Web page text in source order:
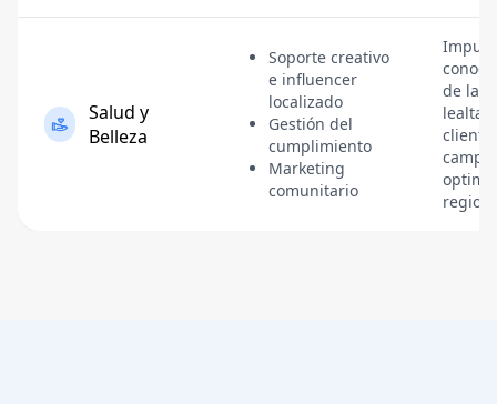
Salud y
Belleza
Soporte creativo
e influencer
localizado
Gestión del
cumplimiento
Marketing
comunitario
de la
cliente